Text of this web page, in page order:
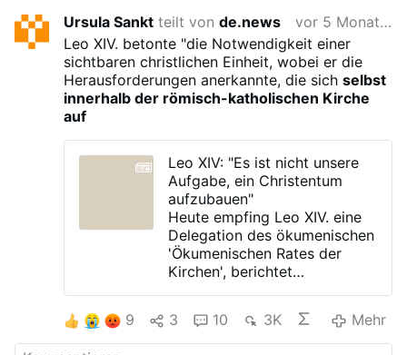
Ursula Sankt teilt vonde.news
vor 5 Monaten
Leo XIV. betonte "die Notwendigkeit einer
sichtbaren christlichen Einheit, wobei er die
Herausforderungen anerkannte, die sichselbst
innerhalb der römisch-katholischen Kirche
auf
Leo XIV: "Es ist nicht unsere
Aufgabe, ein Christentum
aufzubauen"
Heute empfing Leo XIV. eine
Delegation des ökumenischen
'Ökumenischen Rates der
Kirchen', berichtet
Zu der Delegation gehörten
der deutsche Laienbischof
Heinrich Bedford-Strohm, der
9 3 10 3K Mehr